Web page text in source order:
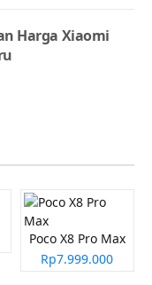
Harga Xiaomi
Poco X8 Pro Max
Rp7.999.000